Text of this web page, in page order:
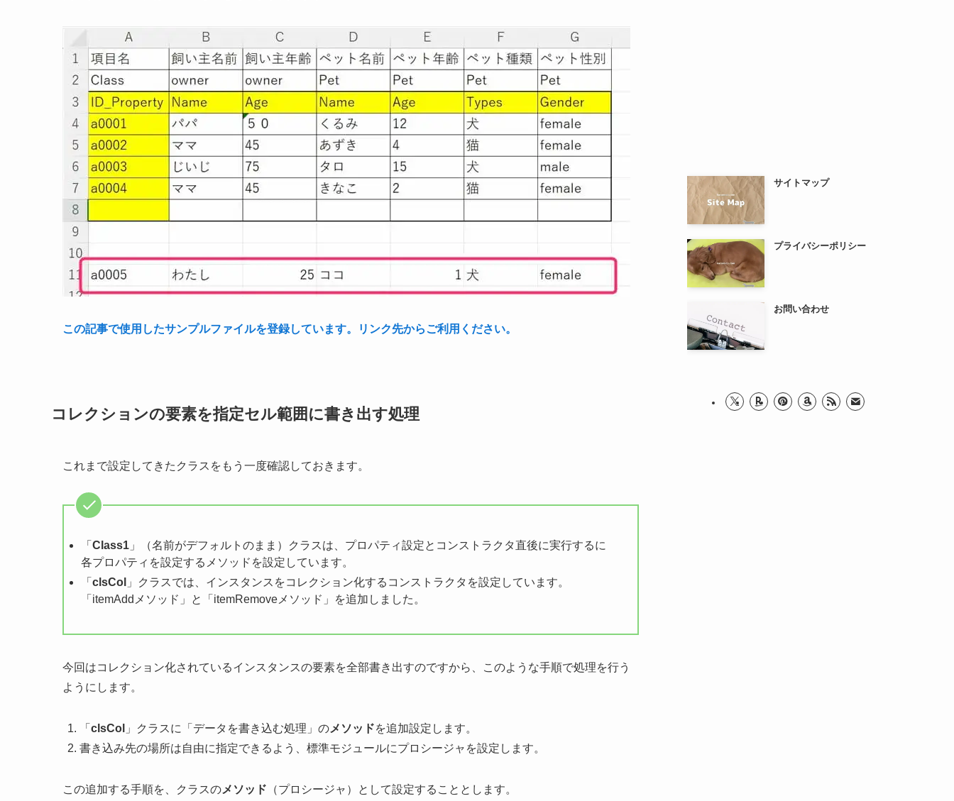
この記事で使用したサンプルファイルを登録しています。リンク先からご利用ください。
コレクションの要素を指定セル範囲に書き出す処理
これまで設定してきたクラスをもう一度確認しておきます。
「 Class1 」（名前がデフォルトのまま）クラスは、プロパティ設定とコンストラクタ直後に実行するに
各プロパティを設定するメソッドを設定しています。
「 clsCol 」クラスでは、インスタンスをコレクション化するコンストラクタを設定しています。
「itemAddメソッド」と「itemRemoveメソッド」を追加しました。
今回はコレクション化されているインスタンスの要素を全部書き出すのですから、このような手順で処理を行う
ようにします。
「 clsCol 」クラスに「データを書き込む処理」のメソッドを追加設定します。
書き込み先の場所は自由に指定できるよう、標準モジュールにプロシージャを設定します。
この追加する手順を、クラスのメソッド （プロシージャ）として設定することとします。
サイトマップ
プライバシーポリシー
お問い合わせ